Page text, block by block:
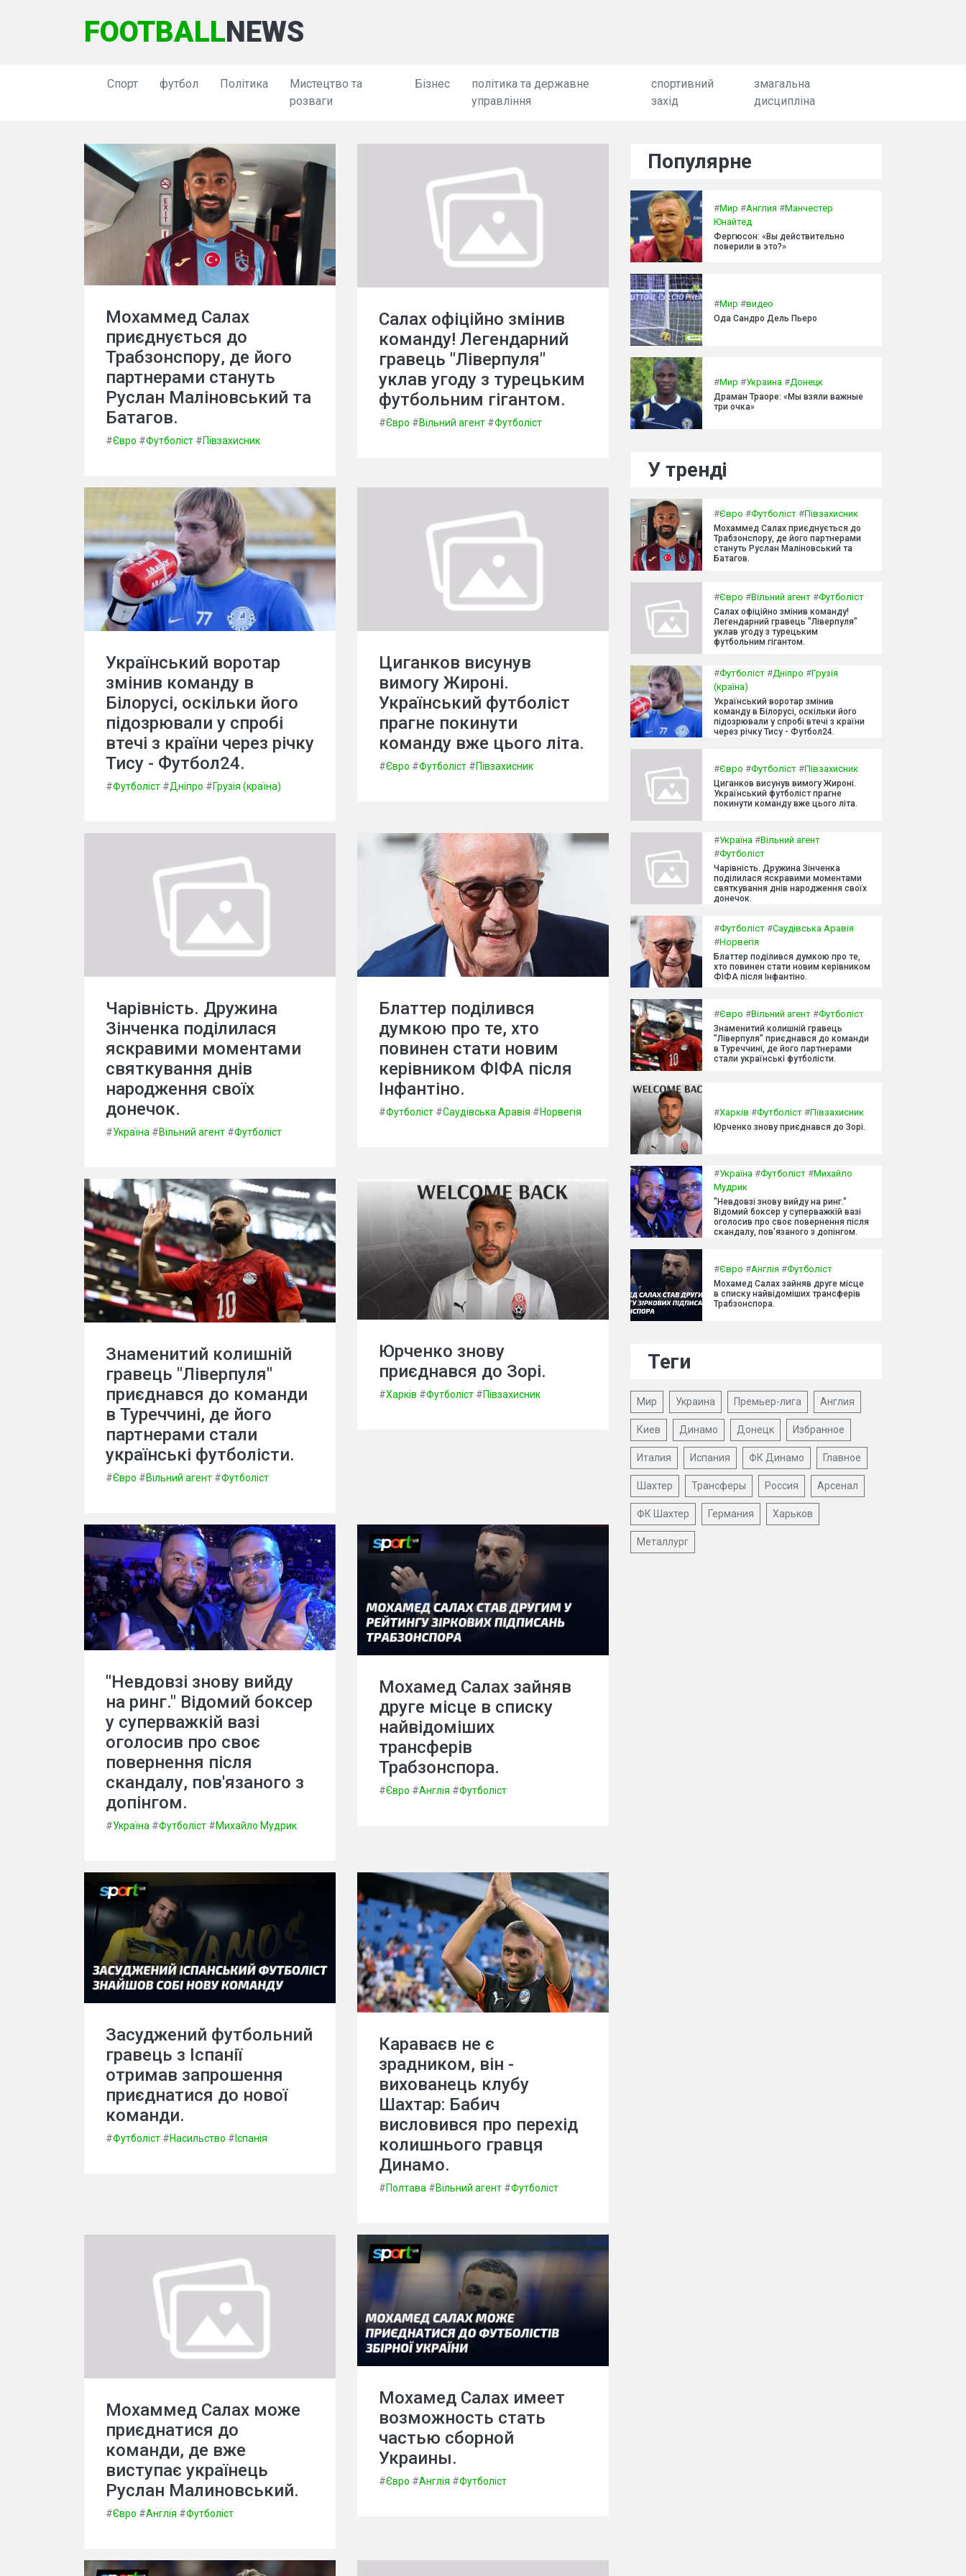
FOOTBALLNEWS
Спорт футбол Політика
Мистецтво та
розваги
Бізнес
політика та державне
управління
спортивний
захід
змагальна
дисципліна
Мохаммед Салах
приєднується до
Трабзонспору, де його
партнерами стануть
Руслан Маліновський та
Батагов.
#Євро #Футболіст #Півзахисник
Салах офіційно змінив
команду! Легендарний
гравець "Ліверпуля"
уклав угоду з турецьким
футбольним гігантом.
#Євро #Вільний агент #Футболіст
Український воротар
змінив команду в
Білорусі, оскільки його
підозрювали у спробі
втечі з країни через річку
Тису - Футбол24.
#Футболіст #Дніпро #Грузія (країна)
Циганков висунув
вимогу Жироні.
Український футболіст
прагне покинути
команду вже цього літа.
#Євро #Футболіст #Півзахисник
Чарівність. Дружина
Зінченка поділилася
яскравими моментами
святкування днів
народження своїх
донечок.
#Україна #Вільний агент #Футболіст
Блаттер поділився
думкою про те, хто
повинен стати новим
керівником ФІФА після
Інфантіно.
#Футболіст #Саудівська Аравія #Норвегія
Знаменитий колишній
гравець "Ліверпуля"
приєднався до команди
в Туреччині, де його
партнерами стали
українські футболісти.
#Євро #Вільний агент #Футболіст
Юрченко знову
приєднався до Зорі.
#Харків #Футболіст #Півзахисник
"Невдовзі знову вийду
на ринг." Відомий боксер
у суперважкій вазі
оголосив про своє
повернення після
скандалу, пов'язаного з
допінгом.
#Україна #Футболіст #Михайло Мудрик
Мохамед Салах зайняв
друге місце в списку
найвідоміших
трансферів
Трабзонспора.
#Євро #Англія #Футболіст
Засуджений футбольний
гравець з Іспанії
отримав запрошення
приєднатися до нової
команди.
#Футболіст #Насильство # Іспанія
Караваєв не є
зрадником, він -
вихованець клубу
Шахтар: Бабич
висловився про перехід
колишнього гравця
Динамо.
#Полтава #Вільний агент #Футболіст
Мохаммед Салах може
приєднатися до
команди, де вже
виступає українець
Руслан Малиновський.
#Євро #Англія #Футболіст
Мохамед Салах имеет
возможность стать
частью сборной
Украины.
#Євро #Англія #Футболіст
Популярне
#Мир #Англия #Манчестер
Юнайтед
Фергюсон: «Вы действительно
поверили в это?»
#Мир #видео
Ода Сандро Дель Пьеро
#Мир #Украина #Донецк
Драман Траоре: «Мы взяли важные
три очка»
У тренді
#Євро #Футболіст #Півзахисник
Мохаммед Салах приєднується до
Трабзонспору, де його партнерами
стануть Руслан Маліновський та
Батагов.
#Євро #Вільний агент #Футболіст
Салах офіційно змінив команду!
Легендарний гравець "Ліверпуля"
уклав угоду з турецьким
футбольним гігантом.
#Футболіст #Дніпро #Грузія
(країна)
Український воротар змінив
команду в Білорусі, оскільки його
підозрювали у спробі втечі з країни
через річку Тису - Футбол24.
#Євро #Футболіст #Півзахисник
Циганков висунув вимогу Жироні.
Український футболіст прагне
покинути команду вже цього літа.
#Україна #Вільний агент
#Футболіст
Чарівність. Дружина Зінченка
поділилася яскравими моментами
святкування днів народження своїх
донечок.
#Футболіст #Саудівська Аравія
#Норвегія
Блаттер поділився думкою про те,
хто повинен стати новим керівником
ФІФА після Інфантіно.
#Євро #Вільний агент #Футболіст
Знаменитий колишній гравець
"Ліверпуля" приєднався до команди
в Туреччині, де його партнерами
стали українські футболісти.
#Харків #Футболіст #Півзахисник
Юрченко знову приєднався до Зорі.
#Україна #Футболіст #Михайло
Мудрик
"Невдовзі знову вийду на ринг."
Відомий боксер у суперважкій вазі
оголосив про своє повернення після
скандалу, пов'язаного з допінгом.
#Євро #Англія #Футболіст
Мохамед Салах зайняв друге місце
в списку найвідоміших трансферів
Трабзонспора.
Теги
Мир Украина Премьер-лига Англия
Киев Динамо Донецк Избранное
Италия Испания ФК Динамо Главное
Шахтер Трансферы Россия Арсенал
ФК Шахтер Германия Харьков
Металлург